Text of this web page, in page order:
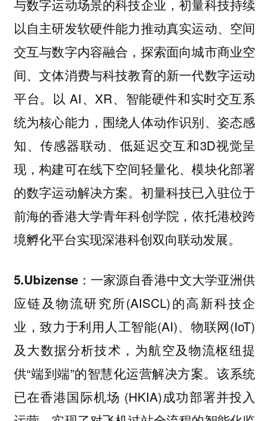
与数字运动场景的科技企业，初量科技持续
以自主研发软硬件能力推动真实运动、空间
交互与数字内容融合，探索面向城市商业空
间、文体消费与科技教育的新一代数字运动
平台。以 AI、XR、智能硬件和实时交互系
统为核心能力，围绕人体动作识别、姿态感
知、传感器联动、低延迟交互和3D视觉呈
现，构建可在线下空间轻量化、模块化部署
的数字运动解决方案。初量科技已入驻位于
前海的香港大学青年科创学院，依托港校跨
境孵化平台实现深港科创双向联动发展。
5.Ubizense： 一家源自香港中文大学亚洲供
应链及物流研究所(AISCL)的高新科技企
业，致力于利用人工智能(AI)、物联网(IoT)
及大数据分析技术，为航空及物流枢纽提
供“端到端”的智慧化运营解决方案。该系统
已在香港国际机场 (HKIA)成功部署并投入